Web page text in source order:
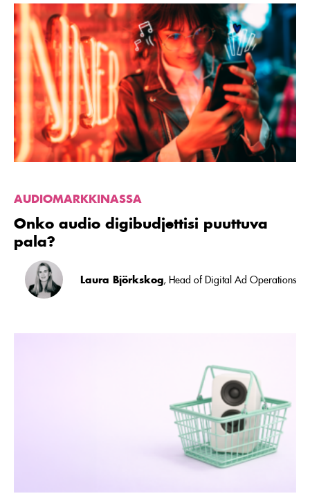
Lue
artikkeli
Onko
audio
digibudjettisi
puuttuva
pala?
AUDIOMARKKINASSA
Onko audio digibudjettisi puuttuva
pala?
Laura Björkskog, Head of Digital Ad Operations